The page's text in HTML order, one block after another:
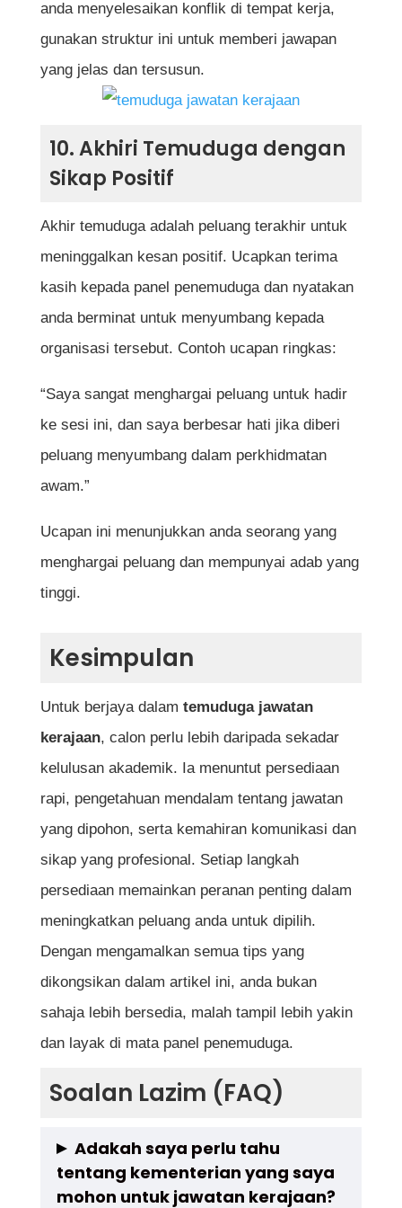
anda menyelesaikan konflik di tempat kerja,
gunakan struktur ini untuk memberi jawapan
yang jelas dan tersusun.
10. Akhiri Temuduga dengan
Sikap Positif
Akhir temuduga adalah peluang terakhir untuk
meninggalkan kesan positif. Ucapkan terima
kasih kepada panel penemuduga dan nyatakan
anda berminat untuk menyumbang kepada
organisasi tersebut. Contoh ucapan ringkas:
“Saya sangat menghargai peluang untuk hadir
ke sesi ini, dan saya berbesar hati jika diberi
peluang menyumbang dalam perkhidmatan
awam.”
Ucapan ini menunjukkan anda seorang yang
menghargai peluang dan mempunyai adab yang
tinggi.
Kesimpulan
Untuk berjaya dalam temuduga jawatan
kerajaan, calon perlu lebih daripada sekadar
kelulusan akademik. Ia menuntut persediaan
rapi, pengetahuan mendalam tentang jawatan
yang dipohon, serta kemahiran komunikasi dan
sikap yang profesional. Setiap langkah
persediaan memainkan peranan penting dalam
meningkatkan peluang anda untuk dipilih.
Dengan mengamalkan semua tips yang
dikongsikan dalam artikel ini, anda bukan
sahaja lebih bersedia, malah tampil lebih yakin
dan layak di mata panel penemuduga.
Soalan Lazim (FAQ)
Adakah saya perlu tahu
tentang kementerian yang saya
mohon untuk jawatan kerajaan?